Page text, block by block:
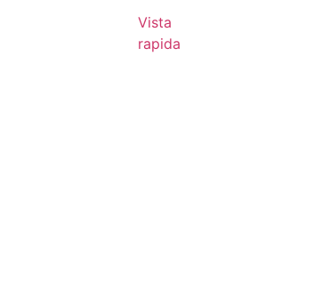
Vista
rapida